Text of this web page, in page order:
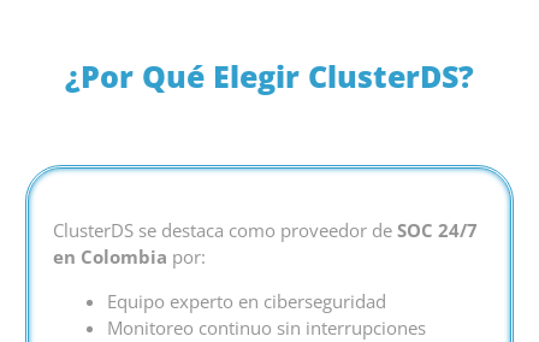
¿Por Qué Elegir ClusterDS?
ClusterDS se destaca como proveedor deSOC 24/7
en Colombia por:
Equipo experto en ciberseguridad
Monitoreo continuo sin interrupciones